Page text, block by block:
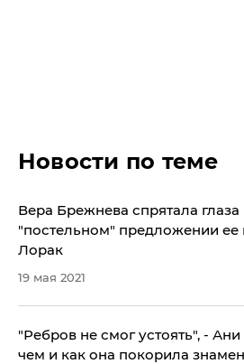
Новости по теме
Вера Брежнева спрятала
"постельном" предложении
Лорак
19 мая 2021
"Ребров не смог устоять", -
чем и как она покорила